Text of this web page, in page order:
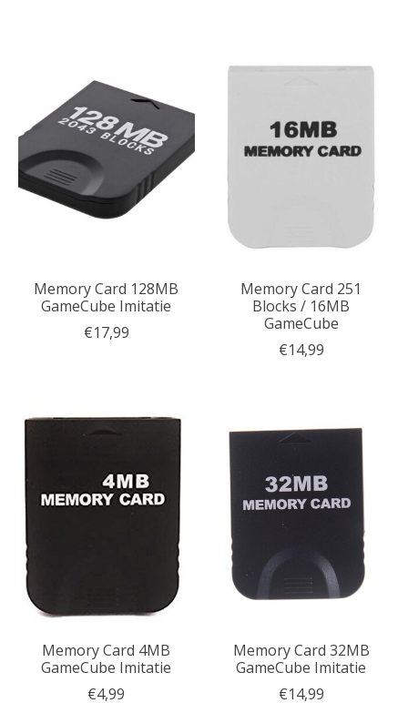
Memory Card 128MB
GameCube Imitatie
€17,99
Memory Card 251
Blocks / 16MB
GameCube
€14,99
Memory Card 4MB
GameCube Imitatie
€4,99
Memory Card 32MB
GameCube Imitatie
€14,99